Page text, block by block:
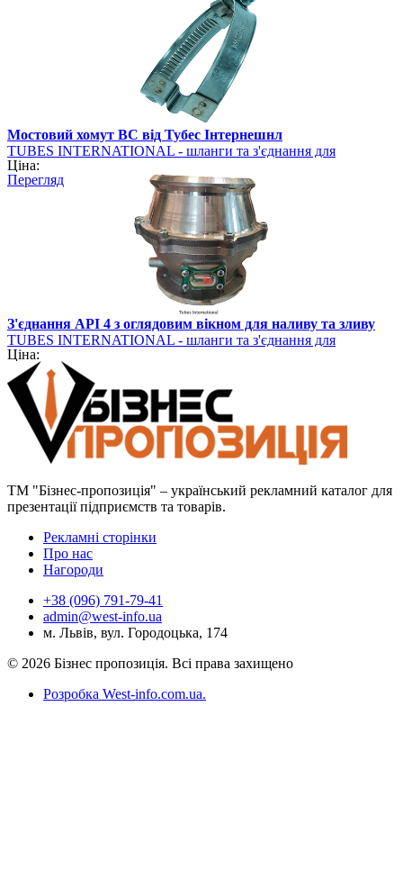
Мостовий хомут BC від Тубес Інтернешнл
TUBES INTERNATIONAL - шланги та з'єднання для
промисловості
Ціна:
Перегляд
З'єднання API 4 з оглядовим вікном для наливу та зливу
TUBES INTERNATIONAL - шланги та з'єднання для
промисловості
Ціна:
ТМ "Бізнес-пропозиція" – український рекламний каталог для
презентації підприємств та товарів.
Рекламні сторінки
Про нас
Нагороди
+38 (096) 791-79-41
admin@west-info.ua
м. Львів, вул. Городоцька, 174
© 2026 Бізнес пропозиція. Всі права захищено
Розробка West-info.com.ua.